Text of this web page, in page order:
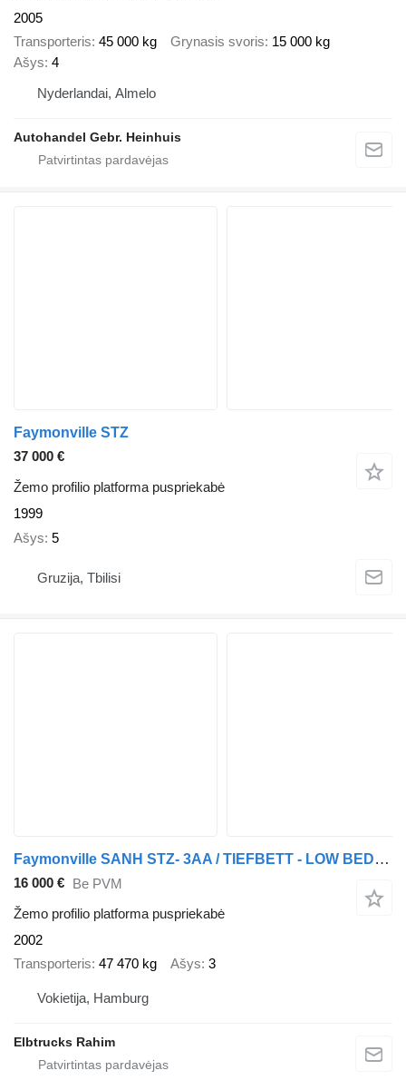
2005
Transporteris 45 000 kg Grynasis svoris 15 000 kg
Ašys 4
Nyderlandai, Almelo
Autohandel Gebr. Heinhuis
Faymonville STZ
37 000 €
Žemo profilio platforma puspriekabė
1999
Ašys 5
Gruzija, Tbilisi
Faymonville SANH STZ- 3AA / TIEFBETT - LOW BED / 3x Gelenkt / 2x Tele Auszie
16 000 € Be PVM
Žemo profilio platforma puspriekabė
2002
Transporteris 47 470 kg Ašys 3
Vokietija, Hamburg
Elbtrucks Rahim